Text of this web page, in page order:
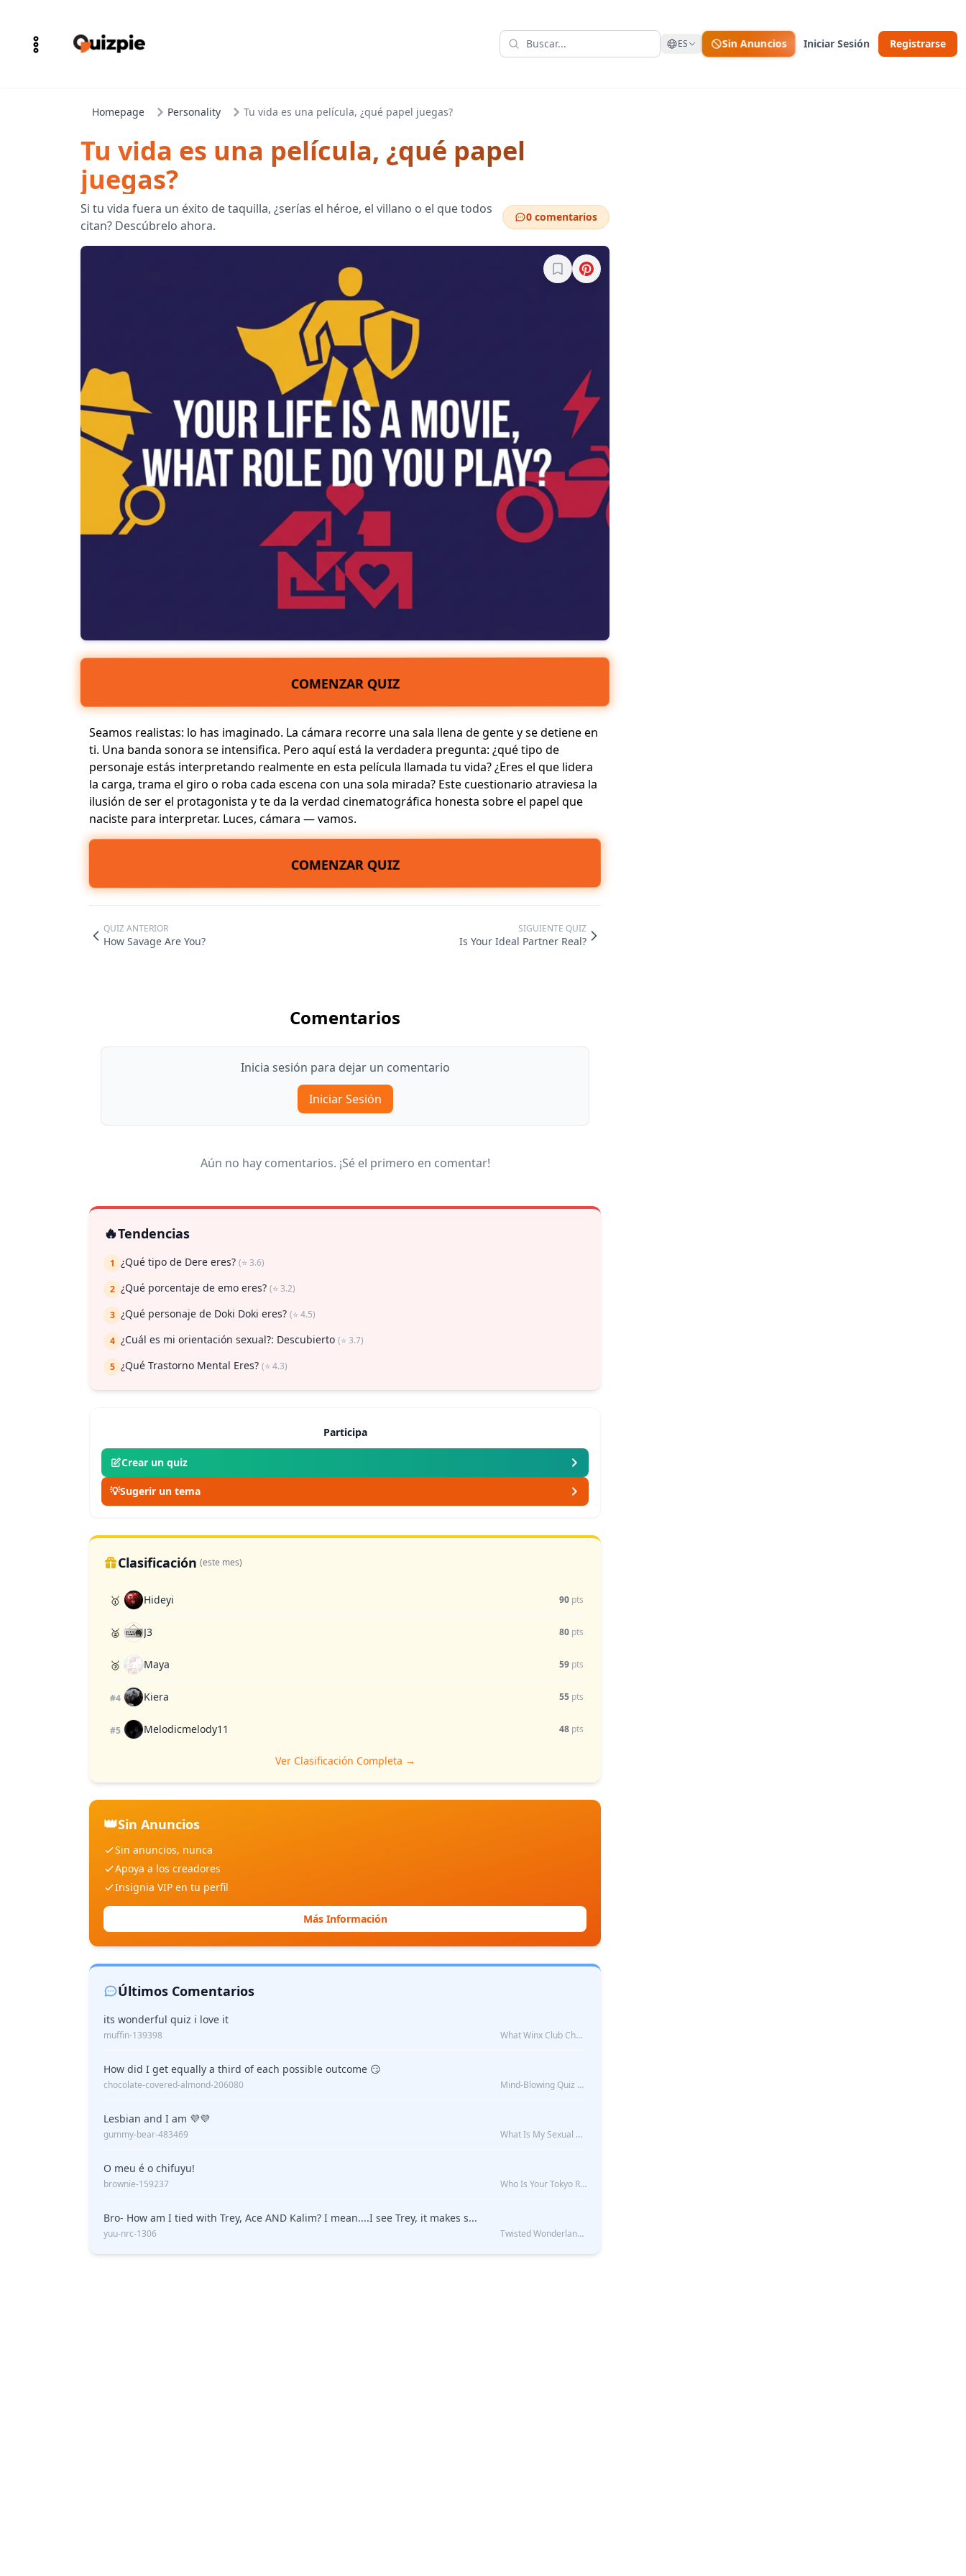
ES Sin Anuncios Iniciar Sesión Registrarse
Homepage Personality Tu vida es una película, ¿qué papel juegas?
Tu vida es una película, ¿qué papel
juegas?
Si tu vida fuera un éxito de taquilla, ¿serías el héroe, el villano o el que todos
citan? Descúbrelo ahora.
0 comentarios
Inicia sesión para guardar
COMENZAR QUIZ
Seamos realistas: lo has imaginado. La cámara recorre una sala llena de gente y se detiene en
ti. Una banda sonora se intensifica. Pero aquí está la verdadera pregunta: ¿qué tipo de
personaje estás interpretando realmente en esta película llamada tu vida? ¿Eres el que lidera
la carga, trama el giro o roba cada escena con una sola mirada? Este cuestionario atraviesa la
ilusión de ser el protagonista y te da la verdad cinematográfica honesta sobre el papel que
naciste para interpretar. Luces, cámara — vamos.
COMENZAR QUIZ
QUIZ ANTERIOR
How Savage Are You?
SIGUIENTE QUIZ
Is Your Ideal Partner Real?
Comentarios
Inicia sesión para dejar un comentario
Iniciar Sesión
Aún no hay comentarios. ¡Sé el primero en comentar!
🔥Tendencias
1 ¿Qué tipo de Dere eres? (⭐ 3.6)
2 ¿Qué porcentaje de emo eres? (⭐ 3.2)
3 ¿Qué personaje de Doki Doki eres? (⭐ 4.5)
4 ¿Cuál es mi orientación sexual?: Descubierto (⭐ 3.7)
5 ¿Qué Trastorno Mental Eres? (⭐ 4.3)
Participa
Crear un quiz
💡Sugerir un tema
Clasificación (este mes)
🥇 Hideyi 90 pts
🥈 J3 80 pts
🥉 Maya 59 pts
#4 Kiera 55 pts
#5 Melodicmelody11 48 pts
Ver Clasificación Completa →
👑Sin Anuncios
Sin anuncios, nunca
Apoya a los creadores
Insignia VIP en tu perfil
Más Información
Últimos Comentarios
its wonderful quiz i love it
muffin-139398 What Winx Club Character Are You?
How did I get equally a third of each possible outcome 😏
chocolate-covered-almond-206080 Mind-Blowing Quiz Reveals: Will I Be Alone Forever?
Lesbian and I am 💜💜
gummy-bear-483469 What Is My Sexual Orientation: Uncovered
O meu é o chifuyu!
brownie-159237 Who Is Your Tokyo Revengers Boyfriend?
Bro- How am I tied with Trey, Ace AND Kalim? I mean....I see Trey, it makes s...
yuu-nrc-1306 Twisted Wonderland Kin Quiz